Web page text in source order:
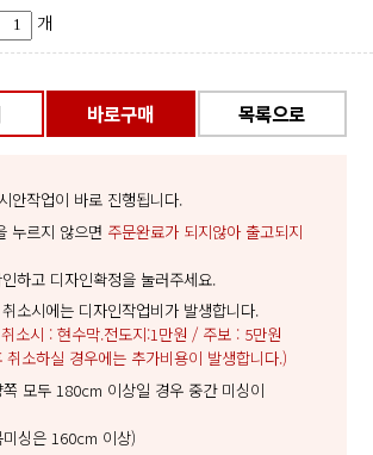
개
바로구매 목록으로
안작업이 바로 진행됩니다.
누르지 않으면 주문완료가 되지않아 출고되지
하고 디자인확정을 눌러주세요.
소시에는 디자인작업비가 발생합니다.
소시 : 현수막.전도지:1만원 / 주보 : 5만원
취소하실 경우에는 추가비용이 발생합니다.)
모두 180cm 이상일 경우 중간 미싱이
싱은 160cm 이상)